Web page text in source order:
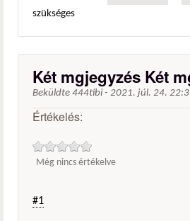
szükséges
Két mgjegyzés Két
Beküldte 444tibi - 2021. júl. 24.
Értékelés:
Még nincs értékelve
#1